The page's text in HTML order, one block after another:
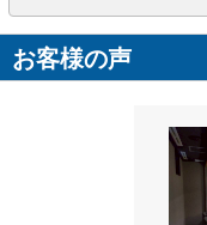
お客様の声